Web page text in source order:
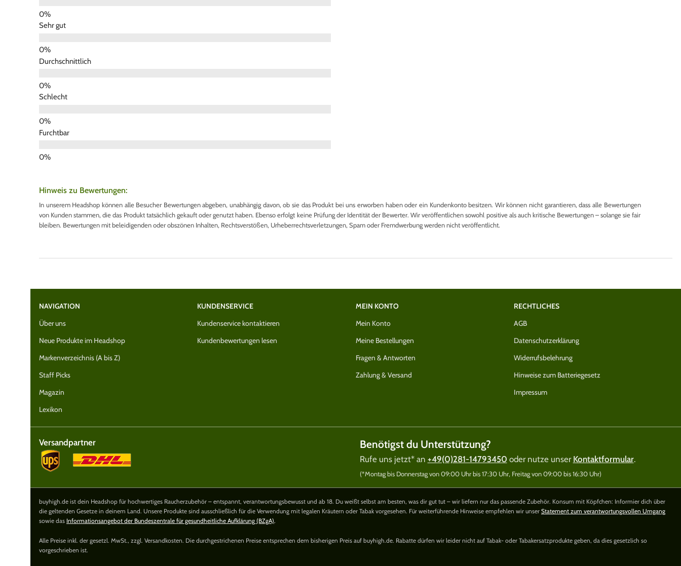
Sehr gut
Durchschnittlich
Schlecht
Furchtbar
Hinweis zu Bewertungen:
In unserem Headshop können alle Besucher Bewertungen abgeben, unabhängig davon, ob sie das Produkt bei uns erworben haben oder ein Kundenkonto besitzen. Wir können nicht garantieren, dass alle Bewertungen
von Kunden stammen, die das Produkt tatsächlich gekauft oder genutzt haben. Ebenso erfolgt keine Prüfung der Identität der Bewerter. Wir veröffentlichen sowohl positive als auch kritische Bewertungen – solange sie fair
bleiben. Bewertungen mit beleidigenden oder obszönen Inhalten, Rechtsverstößen, Urheberrechtsverletzungen, Spam oder Fremdwerbung werden nicht veröffentlicht.
NAVIGATION
Über uns
Neue Produkte im Headshop
Markenverzeichnis (A bis Z)
Staff Picks
Magazin
Lexikon
KUNDENSERVICE
Kundenservice kontaktieren
Kundenbewertungen lesen
MEIN KONTO
Mein Konto
Meine Bestellungen
Fragen & Antworten
Zahlung & Versand
RECHTLICHES
AGB
Datenschutzerklärung
Widerrufsbelehrung
Hinweise zum Batteriegesetz
Impressum
Versandpartner Benötigst du Unterstützung?
Rufe uns jetzt* an +49(0)281-14793450 oder nutze unser Kontaktformular.
(*Montag bis Donnerstag von 09:00 Uhr bis 17:30 Uhr, Freitag von 09:00 bis 16:30 Uhr)
buyhigh.de ist dein Headshop für hochwertiges Raucherzubehör – entspannt, verantwortungsbewusst und ab 18. Du weißt selbst am besten, was dir gut tut – wir liefern nur das passende Zubehör. Konsum mit Köpfchen: Informier dich über
die geltenden Gesetze in deinem Land. Unsere Produkte sind ausschließlich für die Verwendung mit legalen Kräutern oder Tabak vorgesehen. Für weiterführende Hinweise empfehlen wir unser Statement zum verantwortungsvollen Umgang
sowie das Informationsangebot der Bundeszentrale für gesundheitliche Aufklärung (BZgA).
Alle Preise inkl. der gesetzl. MwSt., zzgl. Versandkosten. Die durchgestrichenen Preise entsprechen dem bisherigen Preis auf buyhigh.de. Rabatte dürfen wir leider nicht auf Tabak- oder Tabakersatzprodukte geben, da dies gesetzlich so
vorgeschrieben ist.